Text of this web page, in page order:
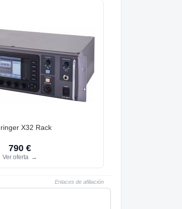
X32 Rack
790 €
Ver oferta →
Enlaces de afiliación